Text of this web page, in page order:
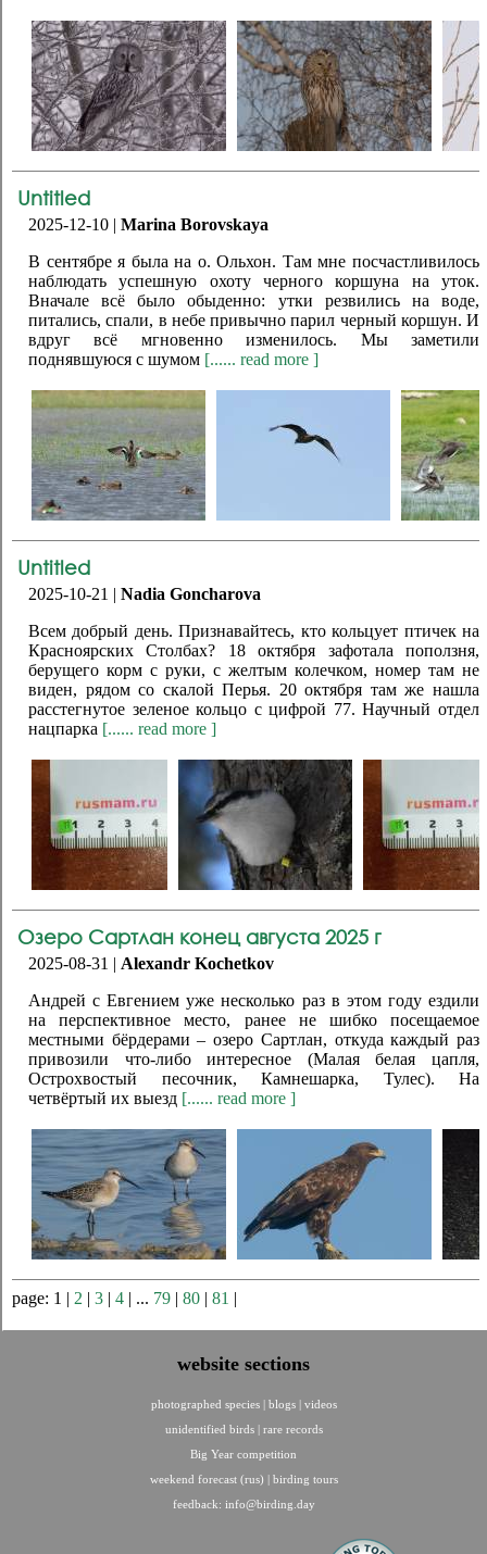
Untitled
2025-12-10 | Marina Borovskaya
В сентябре я была на о. Ольхон. Там мне посчастливилось
наблюдать успешную охоту черного коршуна на уток.
Вначале всё было обыденно: утки резвились на воде,
питались, спали, в небе привычно парил черный коршун. И
вдруг всё мгновенно изменилось. Мы заметили
поднявшуюся с шумом [...... read more ]
Untitled
2025-10-21 | Nadia Goncharova
Всем добрый день. Признавайтесь, кто кольцует птичек на
Красноярских Столбах? 18 октября зафотала поползня,
берущего корм с руки, с желтым колечком, номер там не
виден, рядом со скалой Перья. 20 октября там же нашла
расстегнутое зеленое кольцо с цифрой 77. Научный отдел
нацпарка [...... read more ]
Озеро Сартлан конец августа 2025 г
2025-08-31 | Alexandr Kochetkov
Андрей с Евгением уже несколько раз в этом году ездили
на перспективное место, ранее не шибко посещаемое
местными бёрдерами – озеро Сартлан, откуда каждый раз
привозили что-либо интересное (Малая белая цапля,
Острохвостый песочник, Камнешарка, Тулес). На
четвёртый их выезд [...... read more ]
page: 1 | 2 | 3 | 4 | ... 79 | 80 | 81 |
website sections
photographed species | blogs | videos
unidentified birds | rare records
Big Year competition
weekend forecast (rus) | birding tours
feedback: info@birding.day